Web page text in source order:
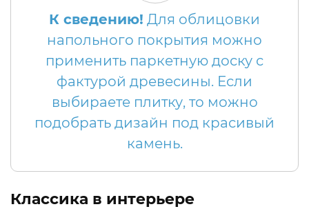
К сведению! Для облицовки
напольного покрытия можно
применить паркетную доску с
фактурой древесины. Если
выбираете плитку, то можно
подобрать дизайн под красивый
камень.
Классика в интерьере